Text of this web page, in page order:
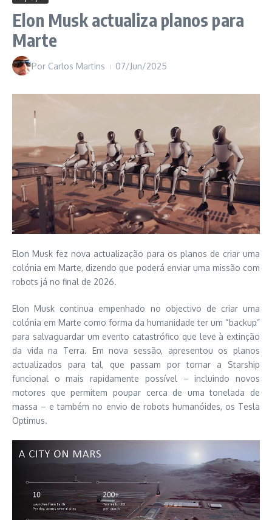
Elon Musk actualiza planos para
Marte
Por Carlos Martins 07/Jun/2025
Elon Musk fez nova actualização para os planos de criar uma
colónia em Marte, dizendo que poderá enviar uma missão com
robots já no final de 2026.
Elon Musk continua empenhado no objectivo de criar uma
colónia em Marte como forma da humanidade ter um “backup”
para salvaguardar um evento catastrófico que leve à extinção
da vida na Terra. Em nova sessão, apresentou os planos
actualizados para tal, que passam por tornar a Starship
funcional o mais rapidamente possível – incluindo novos
motores que permitem poupar cerca de uma tonelada de
massa – e também no envio de robots humanóides, os Tesla
Optimus.